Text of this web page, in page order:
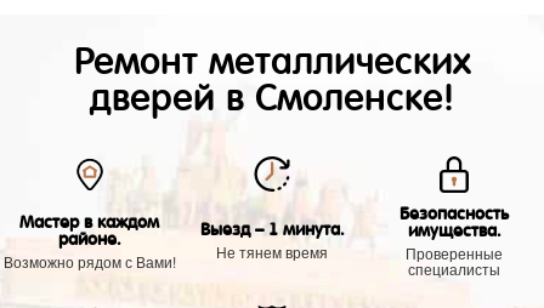
Ремонт металлических
дверей в Смоленске!
Мастер в каждом
районе.
Возможно рядом с Вами!
Выезд – 1 минута.
Не тянем время
Безопасность
имущества.
Проверенные
специалисты